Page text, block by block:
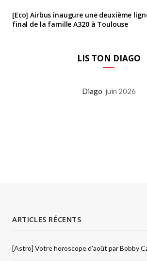
[Eco] Airbus inaugure une deuxième
final de la famille A320 à Toulouse
LIS TON DIAGO
Diago juin 2026
ARTICLES RÉCENTS
[Astro] Votre horoscope d’août par Bobby